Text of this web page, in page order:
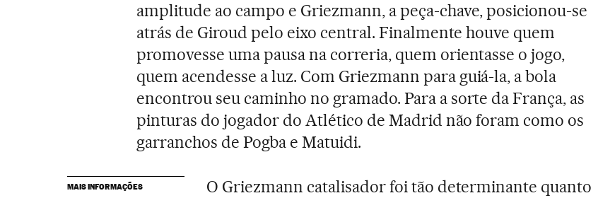
amplitude ao campo e Griezmann, a peça-chave, posicionou-se
atrás de Giroud pelo eixo central. Finalmente houve quem
promovesse uma pausa na correria, quem orientasse o jogo,
quem acendesse a luz. Com Griezmann para guiá-la, a bola
encontrou seu caminho no gramado. Para a sorte da França, as
pinturas do jogador do Atlético de Madrid não foram como os
garranchos de Pogba e Matuidi.
MAIS INFORMAÇÕES
O Griezmann catalisador foi tão determinante quanto